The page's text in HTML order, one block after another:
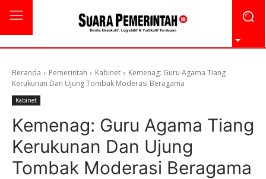
Beranda Pemerintah Kabinet
Kemenag: Guru Agama Tiang
Kerukunan Dan Ujung Tombak Moderasi Beragama
Kabinet
Kemenag: Guru Agama Tiang
Kerukunan Dan Ujung
Tombak Moderasi Beragama